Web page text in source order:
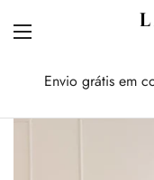
Envio grátis em